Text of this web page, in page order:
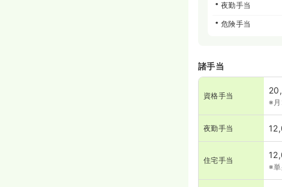
夜勤手当
危険手当
諸手当
資格手当
※
夜勤手当
住宅手当
※